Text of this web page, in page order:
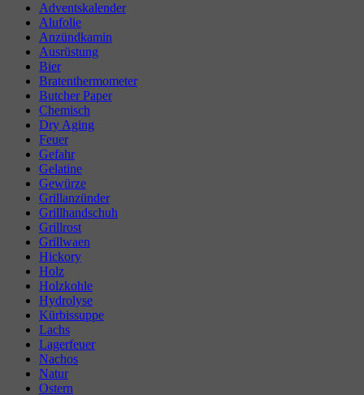
Adventskalender
Alufolie
Anzündkamin
Ausrüstung
Bier
Bratenthermometer
Butcher Paper
Chemisch
Dry Aging
Feuer
Gefahr
Gelatine
Gewürze
Grillanzünder
Grillhandschuh
Grillrost
Grillwaen
Hickory
Holz
Holzkohle
Hydrolyse
Kürbissuppe
Lachs
Lagerfeuer
Nachos
Natur
Ostern